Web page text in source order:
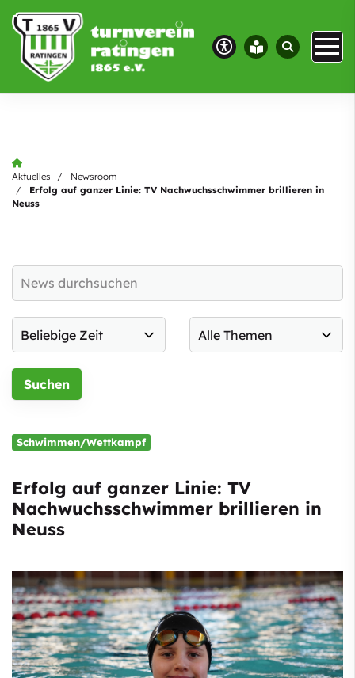
Aktuelles
Newsroom
Erfolg auf ganzer Linie: TV Nachwuchsschwimmer brillieren in
Neuss
Schwimmen/Wettkampf
Erfolg auf ganzer Linie: TV
Nachwuchsschwimmer brillieren in
Neuss